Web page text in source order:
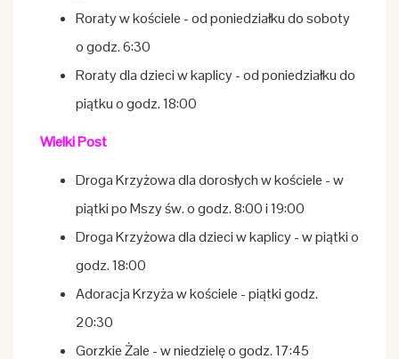
Roraty w kościele - od poniedziałku do soboty
o godz. 6:30
Roraty dla dzieci w kaplicy - od poniedziałku do
piątku o godz. 18:00
Wielki Post
Droga Krzyżowa dla dorosłych w kościele - w
piątki po Mszy św. o godz. 8:00 i 19:00
Droga Krzyżowa dla dzieci w kaplicy - w piątki o
godz. 18:00
Adoracja Krzyża w kościele - piątki godz.
20:30
Gorzkie Żale - w niedzielę o godz. 17:45